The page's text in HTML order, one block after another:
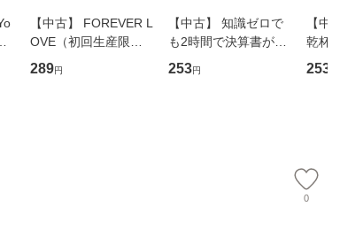
【中古】 FOREVER L
OVE（初回生産限定
盤） / 清水翔太×加藤
ミリヤ / [CD]【メール
289円
【中古】 知識ゼロで
も2時間で決算書が読
めるようになる！ 会
計超入門！ / 佐伯 良
253円
【中
乾杯 (
ト) /
253
0